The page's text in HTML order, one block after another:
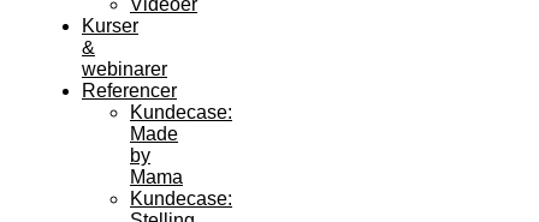
Videoer
Kurser
&
webinarer
Referencer
Kundecase:
Made
by
Mama
Kundecase: